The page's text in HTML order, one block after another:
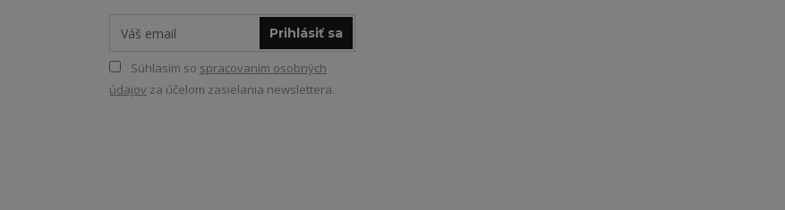
Prihlásiť sa
Súhlasím so spracovaním osobných
údajov za účelom zasielania newslettera.